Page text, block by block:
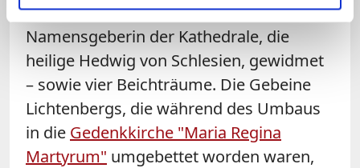
Bernhard Lichtenberg und der
Namensgeberin der Kathedrale, die
heilige Hedwig von Schlesien, gewidmet
– sowie vier Beichträume. Die Gebeine
Lichtenbergs, die während des Umbaus
in die Gedenkkirche "Maria Regina
Martyrum" umgebettet worden waren,